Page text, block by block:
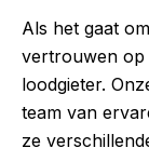
Als het gaat
vertrouwen op
loodgieter.
team van
ze